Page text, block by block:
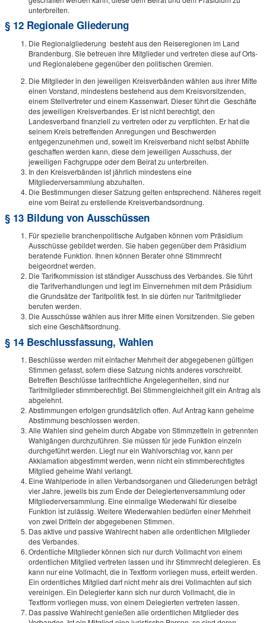
unterbreiten.
§ 12 Regionale Gliederung
Die Regionalgliederung besteht aus den Reiseregionen im Land
Brandenburg. Sie betreuen ihre Mitglieder und vertreten diese auf Orts-
und Regionalebene gegenüber den politischen Gremien.
Die Mitglieder in den jeweiligen Kreisverbänden wählen aus ihrer Mitte
einen Vorstand, mindestens bestehend aus dem Kreisvorsitzenden,
einem Stellvertreter und einem Kassenwart. Dieser führt die Geschäfte
des jeweiligen Kreisverbandes. Er ist nicht berechtigt, den
Landesverband finanziell zu vertreten oder zu verpflichten. Er hat die
seinem Kreis betreffenden Anregungen und Beschwerden
entgegenzunehmen und, soweit im Kreisverband nicht selbst Abhilfe
geschaffen werden kann, diese dem jeweiligen Ausschuss, der
jeweiligen Fachgruppe oder dem Beirat zu unterbreiten.
In den Kreisverbänden ist jährlich mindestens eine
Mitgliederversammlung abzuhalten.
Die Bestimmungen dieser Satzung gelten entsprechend. Näheres regelt
eine vom Beirat zu erstellende Kreisverbandsordnung.
§ 13 Bildung von Ausschüssen
Für spezielle branchenpolitische Aufgaben können vom Präsidium
Ausschüsse gebildet werden. Sie haben gegenüber dem Präsidium
beratende Funktion. Ihnen können Berater ohne Stimmrecht
beigeordnet werden.
Die Tarifkommission ist ständiger Ausschuss des Verbandes. Sie führt
die Tarifverhandlungen und legt im Einvernehmen mit dem Präsidium
die Grundsätze der Tarifpolitik fest. In sie dürfen nur Tarifmitglieder
berufen werden.
Die Ausschüsse wählen aus ihrer Mitte einen Vorsitzenden. Sie geben
sich eine Geschäftsordnung.
§ 14 Beschlussfassung, Wahlen
Beschlüsse werden mit einfacher Mehrheit der abgegebenen gültigen
Stimmen gefasst, sofern diese Satzung nichts anderes vorschreibt.
Betreffen Beschlüsse tarifrechtliche Angelegenheiten, sind nur
Tarifmitglieder stimmberechtigt. Bei Stimmengleichheit gilt ein Antrag als
abgelehnt.
Abstimmungen erfolgen grundsätzlich offen. Auf Antrag kann geheime
Abstimmung beschlossen werden.
Alle Wahlen sind geheim durch Abgabe von Stimmzetteln in getrennten
Wahlgängen durchzuführen. Sie müssen für jede Funktion einzeln
durchgeführt werden. Liegt nur ein Wahlvorschlag vor, kann per
Akklamation abgestimmt werden, wenn nicht ein stimmberechtigtes
Mitglied geheime Wahl verlangt.
Eine Wahlperiode in allen Verbandsorganen und Gliederungen beträgt
vier Jahre, jeweils bis zum Ende der Delegiertenversammlung oder
Mitgliederversammlung. Eine einmalige Wiederwahl für dieselbe
Funktion ist zulässig. Weitere Wiederwahlen bedürfen einer Mehrheit
von zwei Dritteln der abgegebenen Stimmen.
Das aktive und passive Wahlrecht haben alle ordentlichen Mitglieder
des Verbandes.
Ordentliche Mitglieder können sich nur durch Vollmacht von einem
ordentlichen Mitglied vertreten lassen und ihr Stimmrecht delegieren. Es
kann nur eine Vollmacht, die in Textform vorliegen muss, erteilt werden.
Ein ordentliches Mitglied darf nicht mehr als drei Vollmachten auf sich
vereinigen. Ein Delegierter kann sich nur durch Vollmacht, die in
Textform vorliegen muss, von einem Delegierten vertreten lassen.
Das passive Wahlrecht genießen alle ordentlichen Mitglieder des